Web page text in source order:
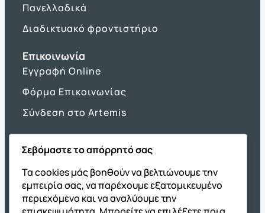
Πανελλαδικά
Διαδικτυακό φροντιστήριο
Επικοινωνία
Εγγραφή Online
Φόρμα Επικοινωνίας
Σύνδεση στο Artemis
Όμιλος ΔΙΑΚΡΟΤΗΜΑ
ΔΙΑΚΡΟΤΗΜΑ@Home
Σχολική Μελέτη After School
Σεβόμαστε το απόρρητό σας
Τα cookies μάς βοηθούν να βελτιώνουμε την
εμπειρία σας, να παρέχουμε εξατομικευμένο
περιεχόμενο και να αναλύουμε την